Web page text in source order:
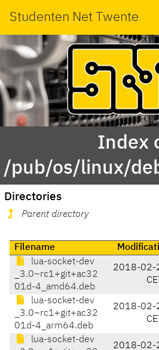
Studenten Net Twente
Index
/pub/os/linux/
Directories
Parent directory
Filename
lua-socket-dev
_3.0~rc1+git+ac32
01d-4_amd64.deb
2018-02-
CET
lua-socket-dev
_3.0~rc1+git+ac32
01d-4_arm64.deb
2018-02-
CET
lua-socket-dev
2018-02-